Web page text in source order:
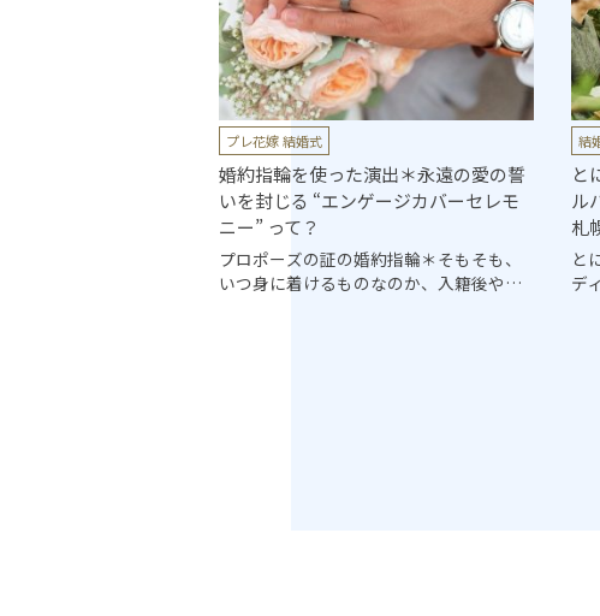
プレ花嫁 結婚式
婚約指輪を使った演出＊永遠の愛の誓
いを封じる “エンゲージカバーセレモ
ニー” って？
プロポーズの証の婚約指輪＊そもそも、
いつ身に着けるものなのか、入籍後や結
結
と
ル
札
と
ディン